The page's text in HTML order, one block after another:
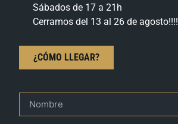
Sábados de 17 a 21h
Cerramos del 13 al 26 de agosto!!!!
¿CÓMO LLEGAR?